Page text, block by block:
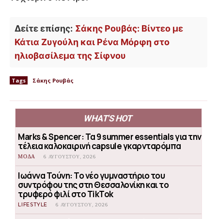
Δείτε επίσης: Σάκης Ρουβάς: Βίντεο με
Κάτια Ζυγούλη και Ρένα Μόρφη στο
ηλιοβασίλεμα της Σίφνου
Tags Σάκης Ρουβάς
WHAT'S HOT
Marks & Spencer: Τα 9 summer essentials για την
τέλεια καλοκαιρινή capsule γκαρνταρόμπα
ΜΟΔΑ 6 ΑΥΓΟΎΣΤΟΥ, 2026
Ιωάννα Τούνη: Το νέο γυμναστήριο του
συντρόφου της στη Θεσσαλονίκη και το
τρυφερό φιλί στο TikTok
LIFESTYLE 6 ΑΥΓΟΎΣΤΟΥ, 2026